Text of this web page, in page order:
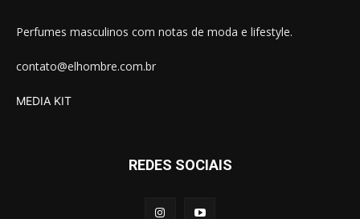
Perfumes masculinos com notas de moda e lifestyle.
contato@elhombre.com.br
MEDIA KIT
REDES SOCIAIS